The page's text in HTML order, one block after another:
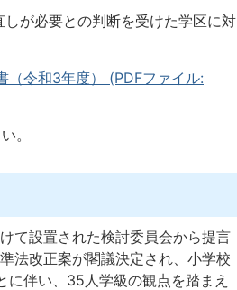
が必要との判断を受けた学区に対
（令和3年度） (PDFファイル:
。
て設置された検討委員会から提言
法改正案が閣議決定され、小学校
伴い、35人学級の観点を踏まえ